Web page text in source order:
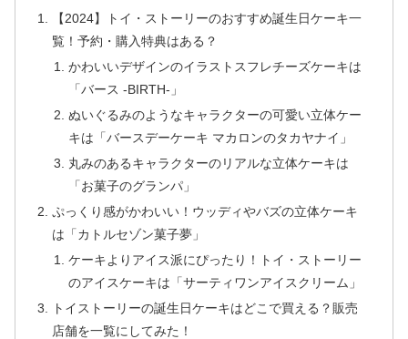
【2024】トイ・ストーリーのおすすめ誕生日ケーキ一
覧！予約・購入特典はある？
かわいいデザインのイラストスフレチーズケーキは
「バース -BIRTH-」
ぬいぐるみのようなキャラクターの可愛い立体ケー
キは「バースデーケーキ マカロンのタカヤナイ」
丸みのあるキャラクターのリアルな立体ケーキは
「お菓子のグランパ」
ぷっくり感がかわいい！ウッディやバズの立体ケーキ
は「カトルセゾン菓子夢」
ケーキよりアイス派にぴったり！トイ・ストーリー
のアイスケーキは「サーティワンアイスクリーム」
トイストーリーの誕生日ケーキはどこで買える？販売
店舗を一覧にしてみた！